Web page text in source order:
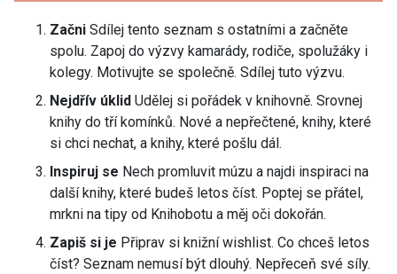
Začni Sdílej tento seznam s ostatními a začněte
spolu. Zapoj do výzvy kamarády, rodiče, spolužáky i
kolegy. Motivujte se společně. Sdílej tuto výzvu.
Nejdřív úklid Udělej si pořádek v knihovně. Srovnej
knihy do tří komínků. Nové a nepřečtené, knihy, které
si chci nechat, a knihy, které pošlu dál.
Inspiruj se Nech promluvit múzu a najdi inspiraci na
další knihy, které budeš letos číst. Poptej se přátel,
mrkni na tipy od Knihobotu a měj oči dokořán.
Zapiš si je Připrav si knižní wishlist. Co chceš letos
číst? Seznam nemusí být dlouhý. Nepřeceň své síly.